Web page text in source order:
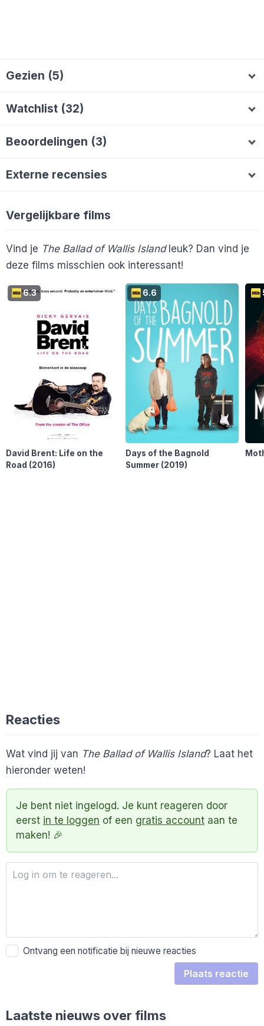
Gezien (5)
daan
Watchlist (32)
V Voorfilms JakeTheLab
P pieterdelivi
Beoordelingen (3)
Externe recensies
Vergelijkbare films
Vind je The Ballad of Wallis Islandleuk? Dan vind je
deze films misschien ook interessant!
6.3
David Brent: Life on the
Road (2016)
6.6
Days of the Bagnold
Summer (2019)
Reacties
Wat vind jij van The Ballad of Wallis Island? Laat het
hieronder weten!
Je bent niet ingelogd. Je kunt reageren door
eerst in te loggen of een gratis account aan te
maken! 🎉
Ontvang een notificatie bij nieuwe reacties
Plaats reactie
Laatste nieuws over films